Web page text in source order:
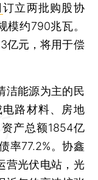
订立两批购股协
模约790兆瓦。
亿元，将用于偿
能源为主的民
路材料、房地
产总额1854亿
率77.2%。协鑫
营光伏电站，光